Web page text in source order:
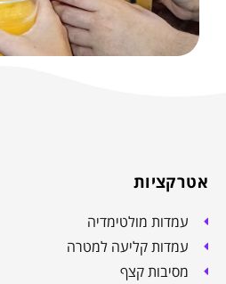
אטרקציות
עמדות מולטימדיה
עמדות קליעה למטרה
מסיבות קצף